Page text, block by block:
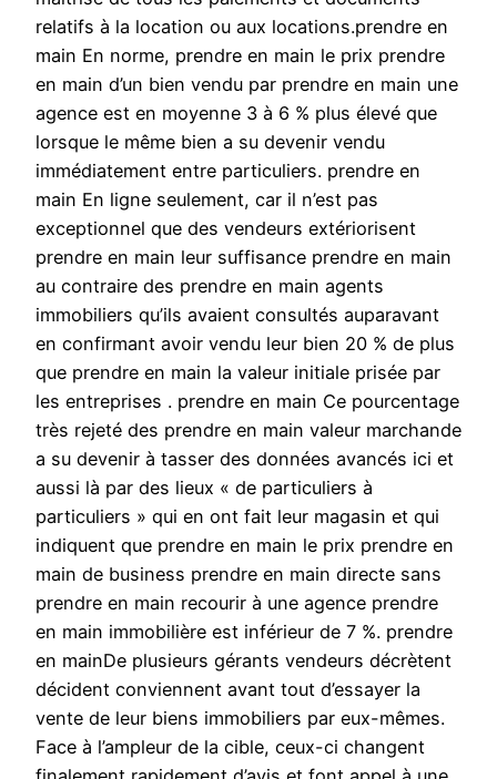
relatifs à la location ou aux locations.prendre en
main En norme, prendre en main le prix prendre
en main d’un bien vendu par prendre en main une
agence est en moyenne 3 à 6 % plus élevé que
lorsque le même bien a su devenir vendu
immédiatement entre particuliers. prendre en
main En ligne seulement, car il n’est pas
exceptionnel que des vendeurs extériorisent
prendre en main leur suffisance prendre en main
au contraire des prendre en main agents
immobiliers qu’ils avaient consultés auparavant
en confirmant avoir vendu leur bien 20 % de plus
que prendre en main la valeur initiale prisée par
les entreprises . prendre en main Ce pourcentage
très rejeté des prendre en main valeur marchande
a su devenir à tasser des données avancés ici et
aussi là par des lieux « de particuliers à
particuliers » qui en ont fait leur magasin et qui
indiquent que prendre en main le prix prendre en
main de business prendre en main directe sans
prendre en main recourir à une agence prendre
en main immobilière est inférieur de 7 %. prendre
en mainDe plusieurs gérants vendeurs décrètent
décident conviennent avant tout d’essayer la
vente de leur biens immobiliers par eux-mêmes.
Face à l’ampleur de la cible, ceux-ci changent